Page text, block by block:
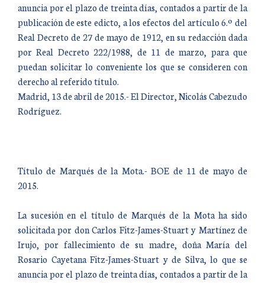
anuncia por el plazo de treinta días, contados a partir de la
publicación de este edicto, a los efectos del artículo 6.º del
Real Decreto de 27 de mayo de 1912, en su redacción dada
por Real Decreto 222/1988, de 11 de marzo, para que
puedan solicitar lo conveniente los que se consideren con
derecho al referido título.
Madrid, 13 de abril de 2015.- El Director, Nicolás Cabezudo
Rodríguez.
Título de Marqués de la Mota.- BOE de 11 de mayo de
2015.
La sucesión en el título de Marqués de la Mota ha sido
solicitada por don Carlos Fitz-James-Stuart y Martínez de
Irujo, por fallecimiento de su madre, doña María del
Rosario Cayetana Fitz-James-Stuart y de Silva, lo que se
anuncia por el plazo de treinta días, contados a partir de la